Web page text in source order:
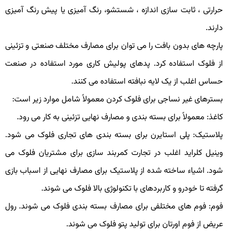
حرارتی ، ثابت سازی اندازه ، شستشو، رنگ آمیزی یا پیش رنگ آمیزی
دارند.
پارچه های بدون بافت را می توان برای مصارف مختلف صنعتی و تزئینی
از فلوک استفاده کرد. پدهای پولیش کاری مورد استفاده در صنعت
حساس اغلب از یک لایه نبافته استفاده می کنند.
بسترهای غیر نساجی برای فلوک کردن معمولاً شامل موارد زیر است:
کاغذ: معمولاً برای بسته بندی و مصارف نهایی تزئینی به کار می رود.
پلاستیک: پلی استایرن برای بسته بندی های تجاری فلوک می شود.
وینیل کلراید اغلب در تجارت کمربند سازی برای مشتریان فلوک می
شود. اشیاء ساخته شده از پلاستیک برای مصارف نهایی از اسباب بازی
گرفته تا خودرو و کاربردهای با تکنولوژی بالا فلوک می شوند.
فوم: فوم های مختلفی برای مصارف بسته بندی فلوک می شوند. رول
عریض از فوم اورتان برای تولید پتو فلوک می شوند.